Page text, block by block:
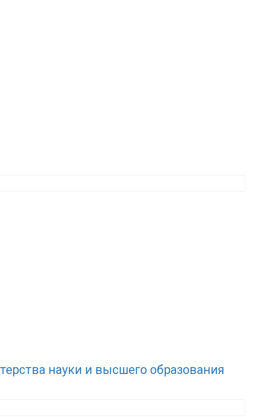
науки и высшего образования